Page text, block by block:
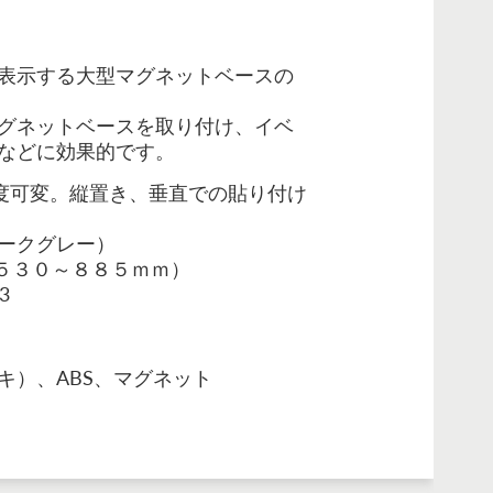
示する大型マグネットベースの
ネットベースを取り付け、
イベ
どに効果的です。
可変。縦置き、垂直での貼り付け
クグレー）
３０～８８５ｍｍ）
）、ABS、マグネット